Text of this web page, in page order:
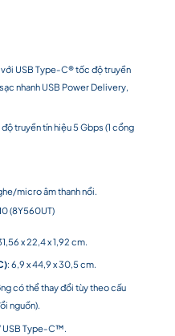
USB Type-C® tốc độ truyền
nhanh USB Power Delivery,
truyền tín hiệu 5 Gbps (1 cổng
micro âm thanh nổi.
x 22,4 x 1,92 cm.
: 6,9 x 44,9 x 30,5 cm.
có thể thay đổi tùy theo cấu
nguồn).
USB Type-C™.